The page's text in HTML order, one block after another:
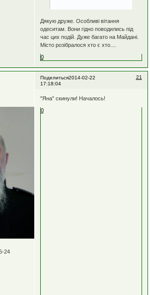
Дякую друже. Особливі вітання
одеситам. Вони гідно поводились під
час цих подій. Дуже багато на Майдані.
Місто розібралося хто є хто....
0
Поделиться 21
2014-02-22
17:18:04
24
"Яна" скинули! Началось!
0